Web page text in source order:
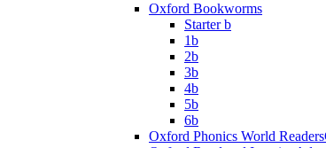
Oxford Bookworms
Starter b
1b
2b
3b
4b
5b
6b
Oxford Phonics World Readers